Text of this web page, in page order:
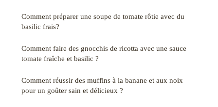
Comment préparer une soupe de tomate rôtie avec du
basilic frais?
Comment faire des gnocchis de ricotta avec une sauce
tomate fraîche et basilic ?
Comment réussir des muffins à la banane et aux noix
pour un goûter sain et délicieux ?